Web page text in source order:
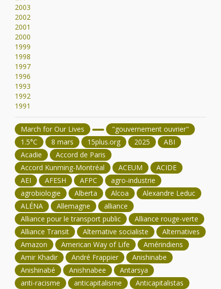
2003
2002
2001
2000
1999
1998
1997
1996
1993
1992
1991
March for Our Lives
"gouvernement ouvrier"
1.5°C
8 mars 15plus.org 2025
ABI
Acadie
Accord de Paris
Accord Kunming-Montréal
ACEUM
ACIDE
AEI
AFESH AFPC
agro-industrie
agrobiologie
Alberta Alcoa
Alexandre Leduc
ALÉNA
Allemagne
alliance
Alliance pour le transport public
Alliance rouge-verte
Alliance Transit
Alternative socialiste
Alternatives
Amazon
American Way of Life
Amérindiens
Amir Khadir
André Frappier
Anishinabe
Anishinabé
Anishnabee
Antarsya
anti-racisme
anticapitalisme Anticapitalistas